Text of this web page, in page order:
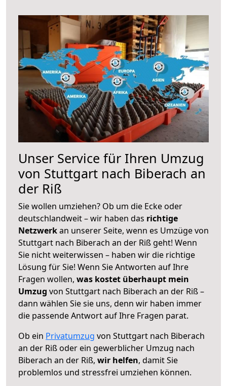
Unser Service für Ihren Umzug
von Stuttgart nach Biberach an
der Riß
Sie wollen umziehen? Ob um die Ecke oder
deutschlandweit – wir haben das richtige
Netzwerkan unserer Seite, wenn es Umzüge von
Stuttgart nach Biberach an der Riß geht! Wenn
Sie nicht weiterwissen – haben wir die richtige
Lösung für Sie! Wenn Sie Antworten auf Ihre
Fragen wollen, was kostet überhaupt mein
Umzug von Stuttgart nach Biberach an der Riß –
dann wählen Sie sie uns, denn wir haben immer
die passende Antwort auf Ihre Fragen parat.
Ob ein Privatumzug von Stuttgart nach Biberach
an der Riß oder ein gewerblicher Umzug nach
Biberach an der Riß, wir helfen, damit Sie
problemlos und stressfrei umziehen können.